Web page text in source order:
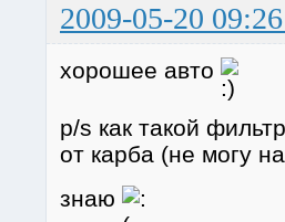
2009-05-20
хорошее авто
p/s как такой
от карба (не могу
знаю